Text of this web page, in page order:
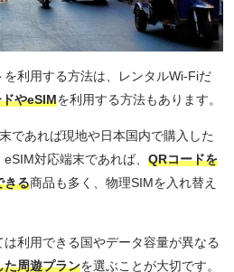
利用する方法は、レンタルWi-Fiだ
やeSIMを利用する方法もあります。
であれば現地や日本国内で購入した
対応端末であれば、 QRコードを
きる商品も多く、物理SIMを入れ替え
利用できる国やデータ容量が異なる
た周遊プランを選ぶことが大切です。